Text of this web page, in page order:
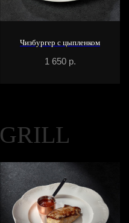
Чизбургер с цыпленком
1 650 р.
GRILL